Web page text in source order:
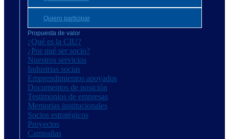
Quiero participar
Propuesta de valor
¿Qué es la CIU?
¿Por qué ser socio?
Nuestros servicios
Industrias socias
Emprendimientos apoyados
Documentos de posición
Testimonios de empresas
Memorias institucionales
Socios estratégicos
Proyectos
Campañas